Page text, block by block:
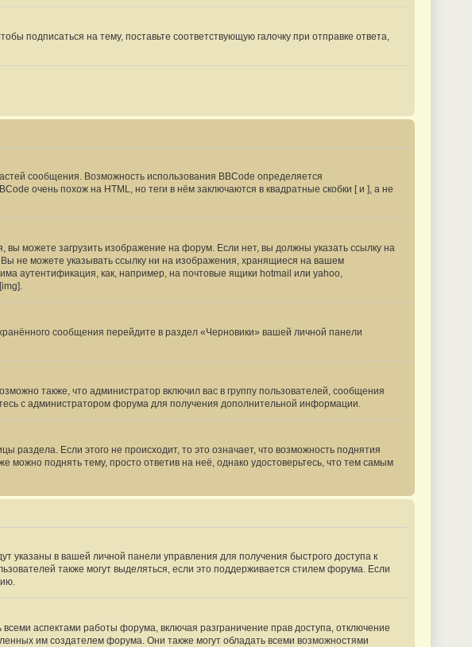
подписаться на тему, поставьте соответствующую галочку при отправке ответа,
сообщения. Возможность использования BBCode определяется
очень похож на HTML, но теги в нём заключаются в квадратные скобки [ и ], а не
можете загрузить изображение на форум. Если нет, вы должны указать ссылку на
не можете указывать ссылку ни на изображения, хранящиеся на вашем
аутентификация, как, например, на почтовые ящики hotmail или yahoo,
сообщения перейдите в раздел «Черновики» вашей личной панели
также, что администратор включил вас в группу пользователей, сообщения
с администратором форума для получения дополнительной информации.
Если этого не происходит, то это означает, что возможность поднятия
поднять тему, просто ответив на неё, однако удостоверьтесь, что тем самым
указаны в вашей личной панели управления для получения быстрого доступа к
также могут выделяться, если это поддерживается стилем форума. Если
аспектами работы форума, включая разграничение прав доступа, отключение
им создателем форума. Они также могут обладать всеми возможностями